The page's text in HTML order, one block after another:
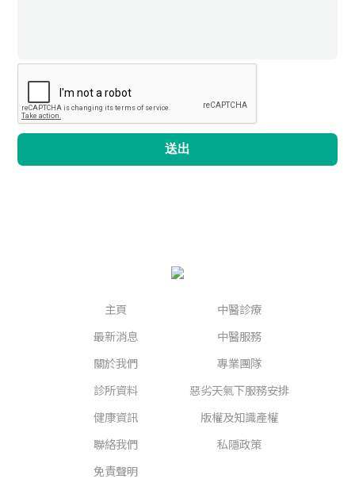
送出
主頁
最新消息
關於我們
中醫診療
中醫服務
專業團隊
診所資料
健康資訊
聯絡我們
惡劣天氣下服務安排
版權及知識產權
私隱政策
免責聲明